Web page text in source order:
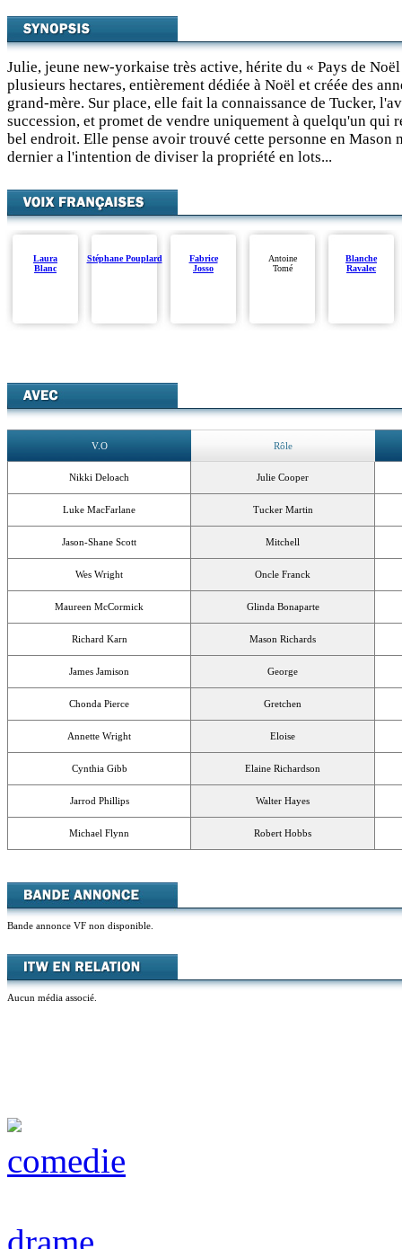
Julie, jeune new-yorkaise très active, hérite du « Pays de
plusieurs hectares, entièrement dédiée à Noël et créée des
grand-mère. Sur place, elle fait la connaissance de Tucker,
succession, et promet de vendre uniquement à quelqu'un qui
bel endroit. Elle pense avoir trouvé cette personne en Mason
dernier a l'intention de diviser la propriété en lots...
Laura
Blanc
Stéphane Pouplard
Fabrice
Josso
Antoine
Tomé
Blanche
Ravalec
V.O Rôle
Nikki Deloach Julie Cooper
Luke MacFarlane Tucker Martin
Jason-Shane Scott Mitchell
Wes Wright Oncle Franck
Maureen McCormick Glinda Bonaparte
Richard Karn Mason Richards
James Jamison George
Chonda Pierce Gretchen
Annette Wright Eloise
Cynthia Gibb Elaine Richardson
Jarrod Phillips Walter Hayes
Michael Flynn Robert Hobbs
Bande annonce VF non disponible.
Aucun média associé.
comedie